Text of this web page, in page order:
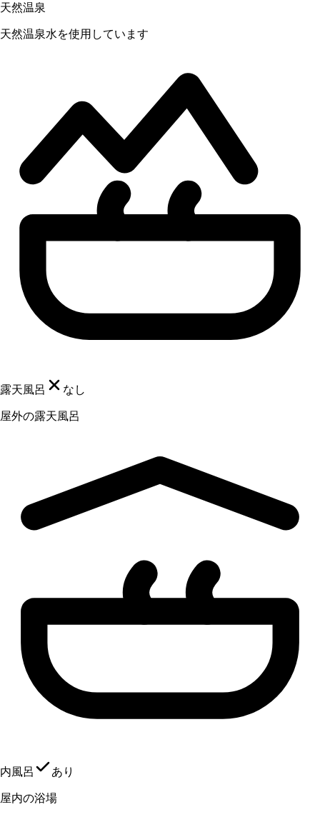
天然温泉
天然温泉水を使用しています
露天風呂 なし
屋外の露天風呂
内風呂 あり
屋内の浴場